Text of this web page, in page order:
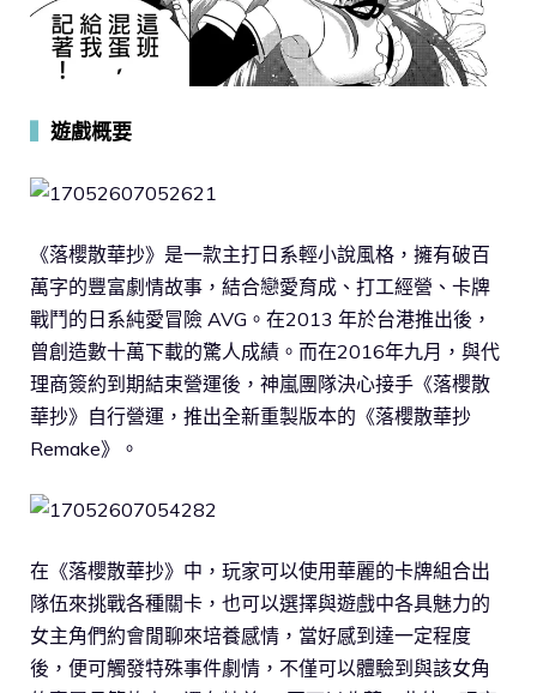
遊戲概要
《落櫻散華抄》是一款主打日系輕小說風格，擁有破百
萬字的豐富劇情故事，結合戀愛育成、打工經營、卡牌
戰鬥的日系純愛冒險 AVG。在2013 年於台港推出後，
曾創造數十萬下載的驚人成績。而在2016年九月，與代
理商簽約到期結束營運後，神嵐團隊決心接手《落櫻散
華抄》自行營運，推出全新重製版本的《落櫻散華抄
Remake》。
在《落櫻散華抄》中，玩家可以使用華麗的卡牌組合出
隊伍來挑戰各種關卡，也可以選擇與遊戲中各具魅力的
女主角們約會閒聊來培養感情，當好感到達一定程度
後，便可觸發特殊事件劇情，不僅可以體驗到與該女角